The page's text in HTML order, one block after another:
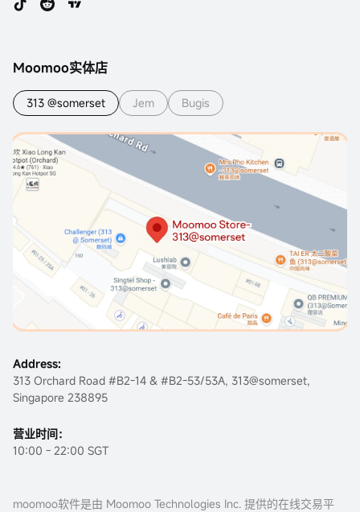
Moomoo实体店
313 @somerset Jem Bugis
Address:
313 Orchard Road #B2-14 & #B2-53/53A, 313@somerset,
Singapore 238895
营业时间：
10:00 - 22:00 SGT
moomoo软件是由 Moomoo Technologies Inc. 提供的在线交易平